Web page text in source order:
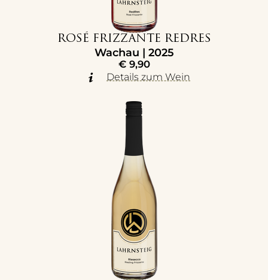
ROSÉ FRIZZANTE REDRES
Wachau | 2025
€9,90
Details zum Wein